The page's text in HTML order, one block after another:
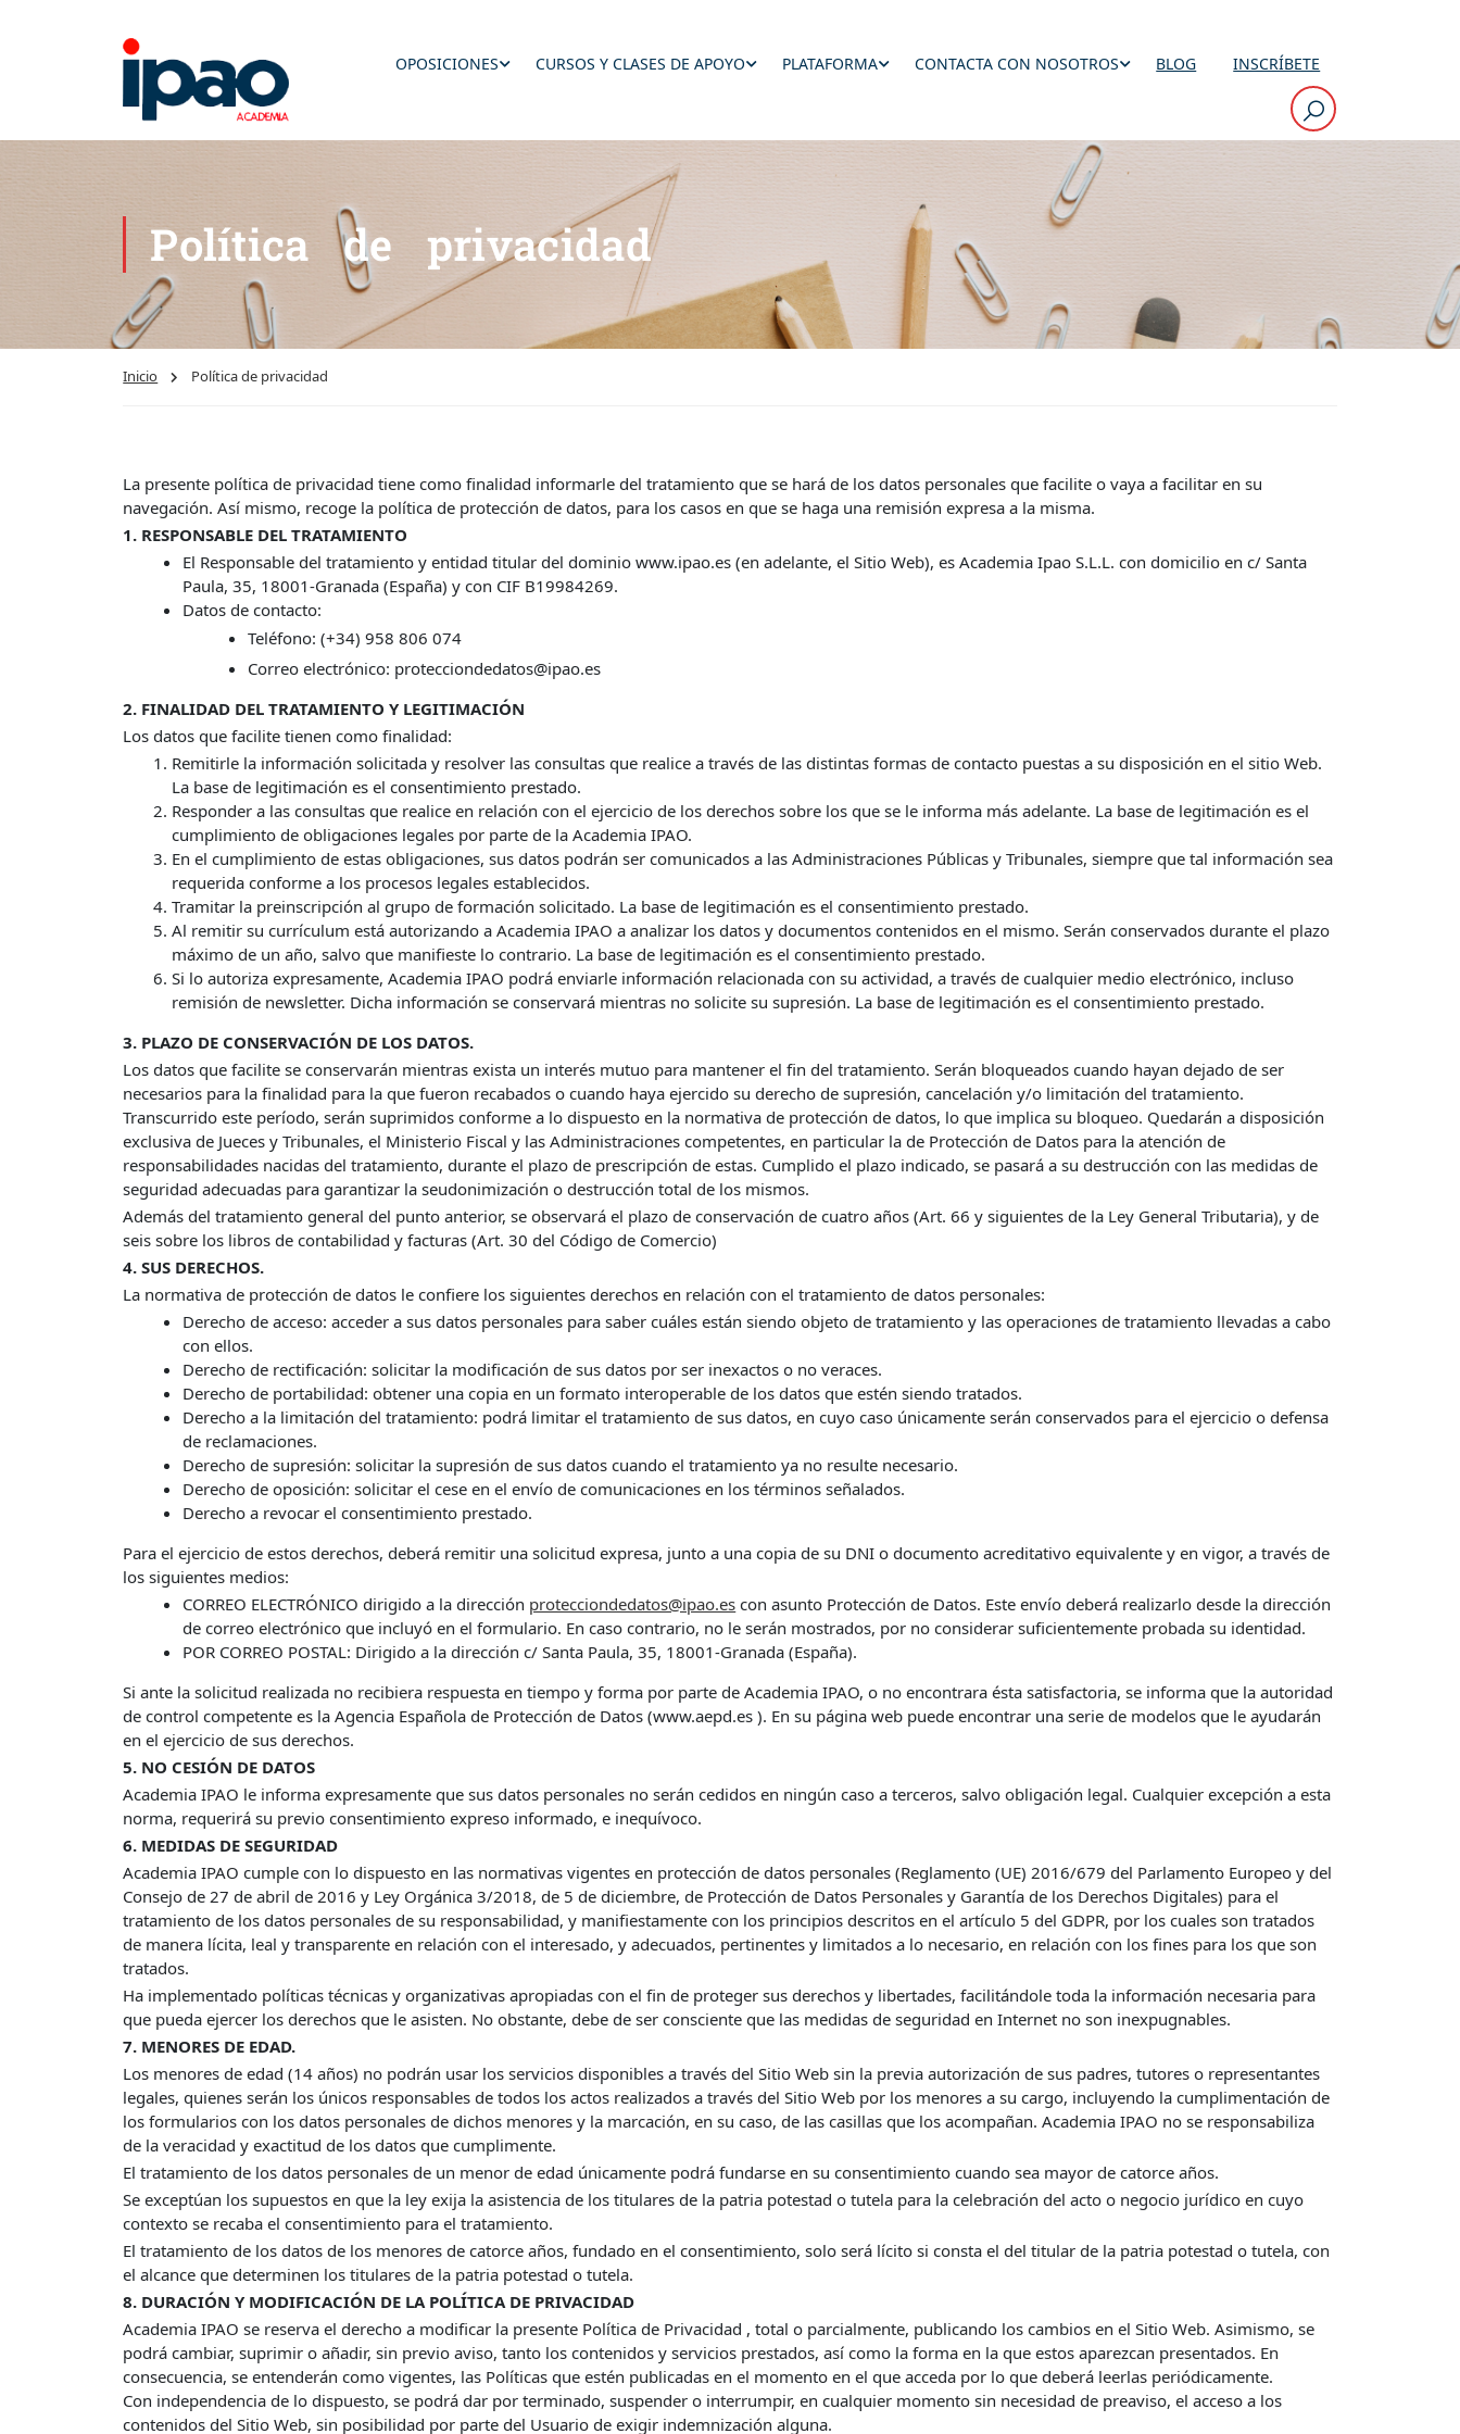
OPOSICIONES CURSOS Y CLASES DE APOYO PLATAFORMA CONTACTA CON NOSOTROS BLOG INSCRÍBETE
Política de privacidad
Inicio Política de privacidad
La presente política de privacidad tiene como finalidad informarle del tratamiento que se hará de los datos personales que facilite o vaya a facilitar en su
navegación. Así mismo, recoge la política de protección de datos, para los casos en que se haga una remisión expresa a la misma.
1. RESPONSABLE DEL TRATAMIENTO
El Responsable del tratamiento y entidad titular del dominio www.ipao.es (en adelante, el Sitio Web), es Academia Ipao S.L.L. con domicilio en c/ Santa
Paula, 35, 18001-Granada (España) y con CIF B19984269.
Datos de contacto:
Teléfono: (+34) 958 806 074
Correo electrónico: protecciondedatos@ipao.es
2. FINALIDAD DEL TRATAMIENTO Y LEGITIMACIÓN
Los datos que facilite tienen como finalidad:
Remitirle la información solicitada y resolver las consultas que realice a través de las distintas formas de contacto puestas a su disposición en el sitio Web.
La base de legitimación es el consentimiento prestado.
Responder a las consultas que realice en relación con el ejercicio de los derechos sobre los que se le informa más adelante. La base de legitimación es el
cumplimiento de obligaciones legales por parte de la Academia IPAO.
En el cumplimiento de estas obligaciones, sus datos podrán ser comunicados a las Administraciones Públicas y Tribunales, siempre que tal información sea
requerida conforme a los procesos legales establecidos.
Tramitar la preinscripción al grupo de formación solicitado. La base de legitimación es el consentimiento prestado.
Al remitir su currículum está autorizando a Academia IPAO a analizar los datos y documentos contenidos en el mismo. Serán conservados durante el plazo
máximo de un año, salvo que manifieste lo contrario. La base de legitimación es el consentimiento prestado.
Si lo autoriza expresamente, Academia IPAO podrá enviarle información relacionada con su actividad, a través de cualquier medio electrónico, incluso
remisión de newsletter. Dicha información se conservará mientras no solicite su supresión. La base de legitimación es el consentimiento prestado.
3. PLAZO DE CONSERVACIÓN DE LOS DATOS.
Los datos que facilite se conservarán mientras exista un interés mutuo para mantener el fin del tratamiento. Serán bloqueados cuando hayan dejado de ser
necesarios para la finalidad para la que fueron recabados o cuando haya ejercido su derecho de supresión, cancelación y/o limitación del tratamiento.
Transcurrido este período, serán suprimidos conforme a lo dispuesto en la normativa de protección de datos, lo que implica su bloqueo. Quedarán a disposición
exclusiva de Jueces y Tribunales, el Ministerio Fiscal y las Administraciones competentes, en particular la de Protección de Datos para la atención de
responsabilidades nacidas del tratamiento, durante el plazo de prescripción de estas. Cumplido el plazo indicado, se pasará a su destrucción con las medidas de
seguridad adecuadas para garantizar la seudonimización o destrucción total de los mismos.
Además del tratamiento general del punto anterior, se observará el plazo de conservación de cuatro años (Art. 66 y siguientes de la Ley General Tributaria), y de
seis sobre los libros de contabilidad y facturas (Art. 30 del Código de Comercio)
4. SUS DERECHOS.
La normativa de protección de datos le confiere los siguientes derechos en relación con el tratamiento de datos personales:
Derecho de acceso: acceder a sus datos personales para saber cuáles están siendo objeto de tratamiento y las operaciones de tratamiento llevadas a cabo
con ellos.
Derecho de rectificación: solicitar la modificación de sus datos por ser inexactos o no veraces.
Derecho de portabilidad: obtener una copia en un formato interoperable de los datos que estén siendo tratados.
Derecho a la limitación del tratamiento: podrá limitar el tratamiento de sus datos, en cuyo caso únicamente serán conservados para el ejercicio o defensa
de reclamaciones.
Derecho de supresión: solicitar la supresión de sus datos cuando el tratamiento ya no resulte necesario.
Derecho de oposición: solicitar el cese en el envío de comunicaciones en los términos señalados.
Derecho a revocar el consentimiento prestado.
Para el ejercicio de estos derechos, deberá remitir una solicitud expresa, junto a una copia de su DNI o documento acreditativo equivalente y en vigor, a través de
los siguientes medios:
CORREO ELECTRÓNICO dirigido a la dirección protecciondedatos@ipao.es con asunto Protección de Datos. Este envío deberá realizarlo desde la dirección
de correo electrónico que incluyó en el formulario. En caso contrario, no le serán mostrados, por no considerar suficientemente probada su identidad.
POR CORREO POSTAL: Dirigido a la dirección c/ Santa Paula, 35, 18001-Granada (España).
Si ante la solicitud realizada no recibiera respuesta en tiempo y forma por parte de Academia IPAO, o no encontrara ésta satisfactoria, se informa que la autoridad
de control competente es la Agencia Española de Protección de Datos (www.aepd.es ). En su página web puede encontrar una serie de modelos que le ayudarán
en el ejercicio de sus derechos.
5. NO CESIÓN DE DATOS
Academia IPAO le informa expresamente que sus datos personales no serán cedidos en ningún caso a terceros, salvo obligación legal. Cualquier excepción a esta
norma, requerirá su previo consentimiento expreso informado, e inequívoco.
6. MEDIDAS DE SEGURIDAD
Academia IPAO cumple con lo dispuesto en las normativas vigentes en protección de datos personales (Reglamento (UE) 2016/679 del Parlamento Europeo y del
Consejo de 27 de abril de 2016 y Ley Orgánica 3/2018, de 5 de diciembre, de Protección de Datos Personales y Garantía de los Derechos Digitales) para el
tratamiento de los datos personales de su responsabilidad, y manifiestamente con los principios descritos en el artículo 5 del GDPR, por los cuales son tratados
de manera lícita, leal y transparente en relación con el interesado, y adecuados, pertinentes y limitados a lo necesario, en relación con los fines para los que son
tratados.
Ha implementado políticas técnicas y organizativas apropiadas con el fin de proteger sus derechos y libertades, facilitándole toda la información necesaria para
que pueda ejercer los derechos que le asisten. No obstante, debe de ser consciente que las medidas de seguridad en Internet no son inexpugnables.
7. MENORES DE EDAD.
Los menores de edad (14 años) no podrán usar los servicios disponibles a través del Sitio Web sin la previa autorización de sus padres, tutores o representantes
legales, quienes serán los únicos responsables de todos los actos realizados a través del Sitio Web por los menores a su cargo, incluyendo la cumplimentación de
los formularios con los datos personales de dichos menores y la marcación, en su caso, de las casillas que los acompañan. Academia IPAO no se responsabiliza
de la veracidad y exactitud de los datos que cumplimente.
El tratamiento de los datos personales de un menor de edad únicamente podrá fundarse en su consentimiento cuando sea mayor de catorce años.
Se exceptúan los supuestos en que la ley exija la asistencia de los titulares de la patria potestad o tutela para la celebración del acto o negocio jurídico en cuyo
contexto se recaba el consentimiento para el tratamiento.
El tratamiento de los datos de los menores de catorce años, fundado en el consentimiento, solo será lícito si consta el del titular de la patria potestad o tutela, con
el alcance que determinen los titulares de la patria potestad o tutela.
8. DURACIÓN Y MODIFICACIÓN DE LA POLÍTICA DE PRIVACIDAD
Academia IPAO se reserva el derecho a modificar la presente Política de Privacidad , total o parcialmente, publicando los cambios en el Sitio Web. Asimismo, se
podrá cambiar, suprimir o añadir, sin previo aviso, tanto los contenidos y servicios prestados, así como la forma en la que estos aparezcan presentados. En
consecuencia, se entenderán como vigentes, las Políticas que estén publicadas en el momento en el que acceda por lo que deberá leerlas periódicamente.
Con independencia de lo dispuesto, se podrá dar por terminado, suspender o interrumpir, en cualquier momento sin necesidad de preaviso, el acceso a los
contenidos del Sitio Web, sin posibilidad por parte del Usuario de exigir indemnización alguna.